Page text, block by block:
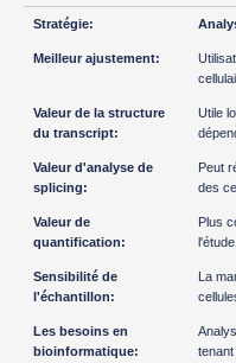
Utile
Peut
des
Plus
l'étude.
La